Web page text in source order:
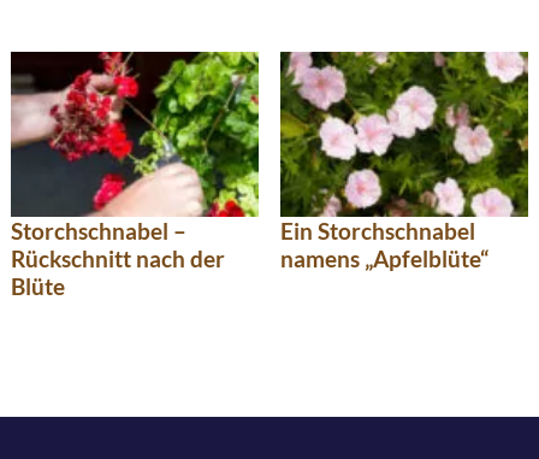
Storchschnabel –
Rückschnitt nach der
Blüte
Ein Storchschnabel
namens „Apfelblüte“